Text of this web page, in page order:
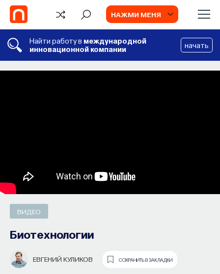
НАЖМИ МЕНЯ
Найти работу в международной
инновационной компании
начать
ВИДЕО
Биотехнологии
ЕВГЕНИЙ КУЛИКОВ СОХРАНИТЬ В ЗАКЛАДКИ
СОБЫТИЯ
ВЯЧЕСЛАВ ДУБЫНИН СОХРАНИТЬ В ЗАКЛАДКИ